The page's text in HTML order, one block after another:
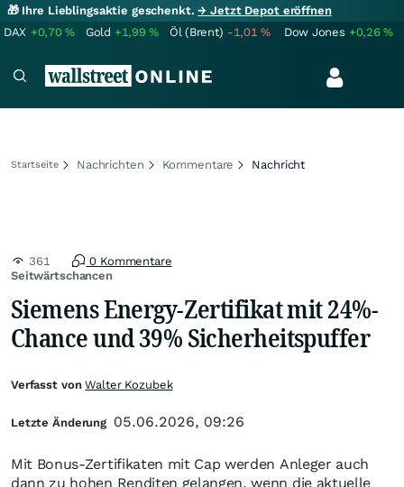
🎁 Ihre Lieblingsaktie geschenkt.→ Jetzt Depot eröffnen
DAX +0,70% Gold +1,99% Öl (Brent) -1,01% Dow Jones +0,26%
Startseite Nachrichten Kommentare Nachricht
Seitwärtschancen
361 0 Kommentare
Siemens Energy-Zertifikat mit 24%-
Chance und 39% Sicherheitspuffer
Mit Bonus-Zertifikaten mit Cap werden Anleger auch
dann zu hohen Renditen gelangen, wenn die aktuelle
Verfasst vonWalter Kozubek
Letzte Änderung 05.06.2026, 09:26